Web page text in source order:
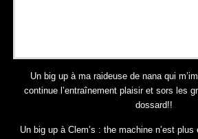
Un big up à ma raideuse de nana qui
continue l’entraînement plaisir et sors les
dossard!!
Un big up à Clem’s : the machine n’est plus